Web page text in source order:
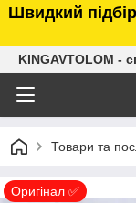
Швидкий
KINGAVTOLOM -
Товари та
Оригінал ✅